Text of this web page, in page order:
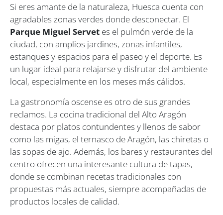
Si eres amante de la naturaleza, Huesca cuenta con
agradables zonas verdes donde desconectar. El
Parque Miguel Servet es el pulmón verde de la
ciudad, con amplios jardines, zonas infantiles,
estanques y espacios para el paseo y el deporte. Es
un lugar ideal para relajarse y disfrutar del ambiente
local, especialmente en los meses más cálidos.
La gastronomía oscense es otro de sus grandes
reclamos. La cocina tradicional del Alto Aragón
destaca por platos contundentes y llenos de sabor
como las migas, el ternasco de Aragón, las chiretas o
las sopas de ajo. Además, los bares y restaurantes del
centro ofrecen una interesante cultura de tapas,
donde se combinan recetas tradicionales con
propuestas más actuales, siempre acompañadas de
productos locales de calidad.